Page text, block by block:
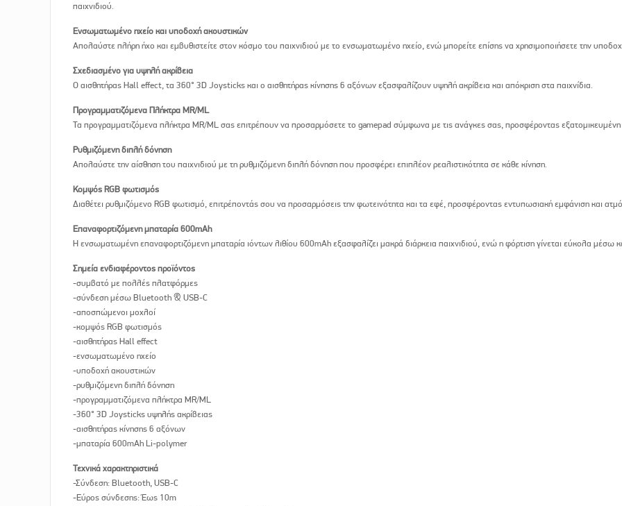
παιχνιδιού.
Ενσωματωμένο ηχείο και υποδοχή ακουστικών
Απολαύστε πλήρη ήχο και εμβυθιστείτε στον κόσμο του παιχνιδιού με το ενσωματωμένο ηχείο, ενώ μπορείτε επίσης να χρησιμοποιήσετε την
Σχεδιασμένο για υψηλή ακρίβεια
Ο αισθητήρας Hall effect, τα 360° 3D Joysticks και ο αισθητήρας κίνησης 6 αξόνων εξασφαλίζουν υψηλή ακρίβεια και απόκριση στα παιχνίδια.
Προγραμματιζόμενα Πλήκτρα MR/ML
Τα προγραμματιζόμενα πλήκτρα MR/ML σας επιτρέπουν να προσαρμόσετε το gamepad σύμφωνα με τις ανάγκες σας, προσφέροντας εξατομικευμένη
Ρυθμιζόμενη διπλή δόνηση
Απολαύστε την αίσθηση του παιχνιδιού με τη ρυθμιζόμενη διπλή δόνηση που προσφέρει επιπλέον ρεαλιστικότητα σε κάθε κίνηση.
Κομψός RGB φωτισμός
Διαθέτει ρυθμιζόμενο RGB φωτισμό, επιτρέποντάς σου να προσαρμόσεις την φωτεινότητα και τα εφέ, προσφέροντας εντυπωσιακή εμφάνιση και
Επαναφορτιζόμενη μπαταρία 600mAh
Η ενσωματωμένη επαναφορτιζόμενη μπαταρία ιόντων λιθίου 600mAh εξασφαλίζει μακρά διάρκεια παιχνιδιού, ενώ η φόρτιση γίνεται εύκολα μέσω
Σημεία ενδιαφέροντος προϊόντος
-συμβατό με πολλές πλατφόρμες
-σύνδεση μέσω Bluetooth & USB-C
-αποσπώμενοι μοχλοί
-κομψός RGB φωτισμός
-αισθητήρας Hall effect
-ενσωματωμένο ηχείο
-υποδοχή ακουστικών
-ρυθμιζόμενη διπλή δόνηση
-προγραμματιζόμενα πλήκτρα MR/ML
-360° 3D Joysticks υψηλής ακρίβειας
-αισθητήρας κίνησης 6 αξόνων
-μπαταρία 600mAh Li-polymer
Τεχνικά χαρακτηριστικά
-Σύνδεση: Bluetooth, USB-C
-Εύρος σύνδεσης: Έως 10m